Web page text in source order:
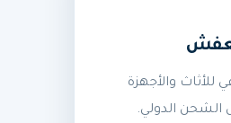
للأثاث والأجهزة
الشحن الدولي.